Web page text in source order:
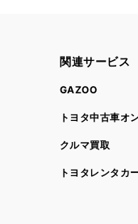
関連サービス
GAZOO
トヨタ中古車オ
クルマ買取
トヨタレンタカ